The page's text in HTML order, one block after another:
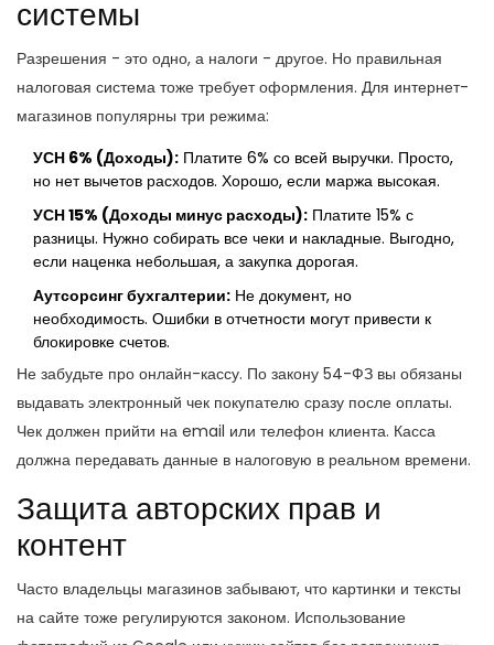
системы
Разрешения - это одно, а налоги - другое. Но правильная
налоговая система тоже требует оформления. Для интернет-
магазинов популярны три режима:
УСН 6% (Доходы): Платите 6% со всей выручки. Просто,
но нет вычетов расходов. Хорошо, если маржа высокая.
УСН 15% (Доходы минус расходы): Платите 15% с
разницы. Нужно собирать все чеки и накладные. Выгодно,
если наценка небольшая, а закупка дорогая.
Аутсорсинг бухгалтерии: Не документ, но
необходимость. Ошибки в отчетности могут привести к
блокировке счетов.
Не забудьте про онлайн-кассу. По закону 54-ФЗ вы обязаны
выдавать электронный чек покупателю сразу после оплаты.
Чек должен прийти на email или телефон клиента. Касса
должна передавать данные в налоговую в реальном времени.
Защита авторских прав и
контент
Часто владельцы магазинов забывают, что картинки и тексты
на сайте тоже регулируются законом. Использование